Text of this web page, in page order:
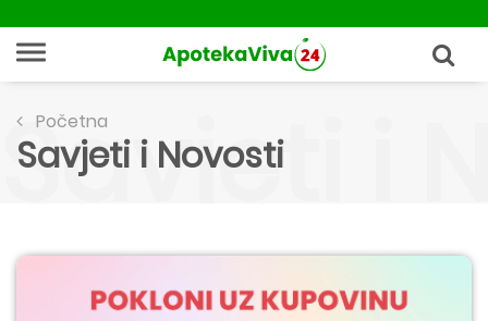
Početna
Savjeti i Novosti
Savjeti i